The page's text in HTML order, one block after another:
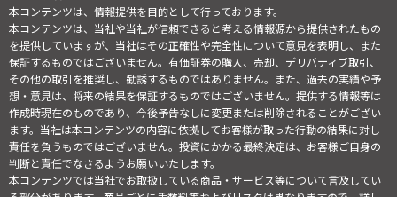
本コンテンツは、情報提供を目的として行っております。
本コンテンツは、当社や当社が信頼できると考える情報源から提供されたもの
を提供していますが、当社はその正確性や完全性について意見を表明し、また
保証するものではございません。有価証券の購入、売却、デリバティブ取引、
その他の取引を推奨し、勧誘するものではありません。また、過去の実績や予
想・意見は、将来の結果を保証するものではございません。提供する情報等は
作成時現在のものであり、今後予告なしに変更または削除されることがござい
ます。当社は本コンテンツの内容に依拠してお客様が取った行動の結果に対し
責任を負うものではございません。投資にかかる最終決定は、お客様ご自身の
判断と責任でなさるようお願いいたします。
本コンテンツでは当社でお取扱している商品・サービス等について言及してい